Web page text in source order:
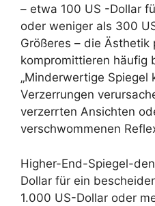
– etwa 100 US -Dollar
oder weniger als 300
Größeres – die Ästhetik
kompromittieren häufig
„Minderwertige Spiegel
Verzerrungen
verzerrten Ansichten
verschwommenen
Higher-End-Spiegel-
Dollar für ein
1.000 US-Dollar oder